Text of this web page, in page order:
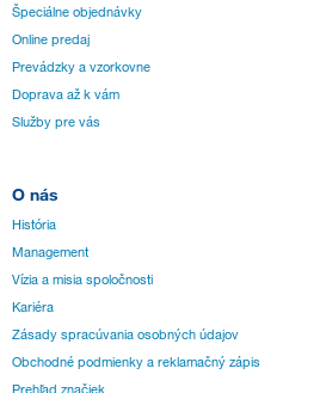
Špeciálne objednávky
Online predaj
Prevádzky a vzorkovne
Doprava až k vám
Služby pre vás
O nás
História
Management
Vízia a misia spoločnosti
Kariéra
Zásady spracúvania osobných údajov
Obchodné podmienky a reklamačný zápis
Prehľad značiek